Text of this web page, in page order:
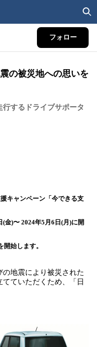
フォロー
の被災地への思いを
するドライブサポータ
キャンペーン「今できる支
金)〜 2024年5月6日(月)に開
始します。
地震により被災された
ていただくため、「日